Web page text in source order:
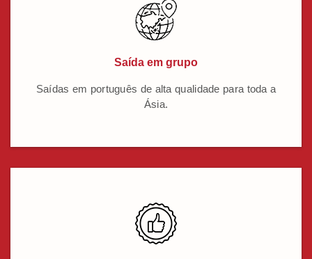
Saída em grupo
Saídas em português de alta qualidade para toda a
Ásia.